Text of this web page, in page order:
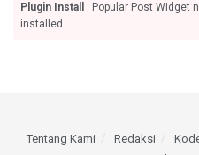
Plugin Install
: Popular Post Widget
installed
Tentang Kami Redaksi